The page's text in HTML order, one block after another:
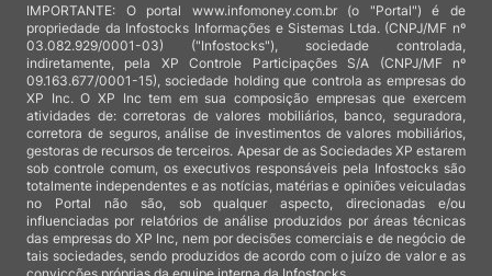
IMPORTANTE: O portal www.infomoney.com.br (o "Portal") é de
propriedade da Infostocks Informações e Sistemas Ltda. (CNPJ/MF nº
03.082.929/0001-03) ("Infostocks"), sociedade controlada,
indiretamente, pela XP Controle Participações S/A (CNPJ/MF nº
09.163.677/0001-15), sociedade holding que controla as empresas do
XP Inc. O XP Inc tem em sua composição empresas que exercem
atividades de: corretoras de valores mobiliários, banco, seguradora,
corretora de seguros, análise de investimentos de valores mobiliários,
gestoras de recursos de terceiros. Apesar de as Sociedades XP estarem
sob controle comum, os executivos responsáveis pela Infostocks são
totalmente independentes e as notícias, matérias e opiniões veiculadas
no Portal não são, sob qualquer aspecto, direcionadas e/ou
influenciadas por relatórios de análise produzidos por áreas técnicas
das empresas do XP Inc, nem por decisões comerciais e de negócio de
tais sociedades, sendo produzidos de acordo com o juízo de valor e as
convicções próprias da equipe interna da Infostocks.